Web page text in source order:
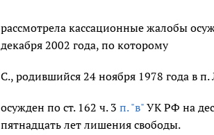
рассмотрела кассационные жалобы
декабря 2002 года, по которому
С., родившийся 24 ноября 1978 года в
осужден по ст. 162 ч. 3 п. "в"УК РФ на
пятнадцать лет лишения свободы.